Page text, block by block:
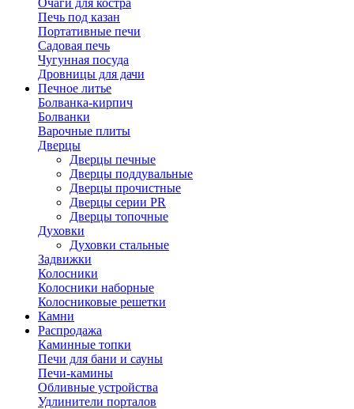
Очаги для костра
Печь под казан
Портативные печи
Садовая печь
Чугунная посуда
Дровницы для дачи
Печное литье
Болванка-кирпич
Болванки
Варочные плиты
Дверцы
Дверцы печные
Дверцы поддувальные
Дверцы прочистные
Дверцы серии PR
Дверцы топочные
Духовки
Духовки стальные
Задвижки
Колосники
Колосники наборные
Колосниковые решетки
Камни
Распродажа
Каминные топки
Печи для бани и сауны
Печи-камины
Обливные устройства
Удлинители порталов